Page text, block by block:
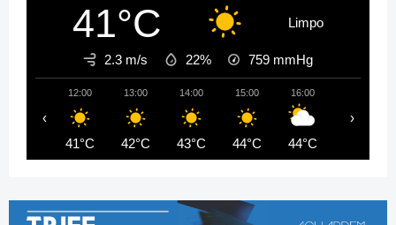
41°C Limpo
2.3 m/s 22% 759 mmHg
12:00
41°C
13:00
42°C
14:00
43°C
15:00
44°C
16:00
44°C
‹ ›